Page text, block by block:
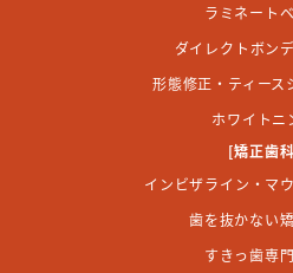
ラミネート
ダイレクトボン
形態修正・ティース
ホワイトニ
[矯正歯
インビザライン・マ
歯を抜かない
すきっ歯専